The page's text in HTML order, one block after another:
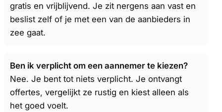
gratis en vrijblijvend. Je zit nergens aan vast en
beslist zelf of je met een van de aanbieders in
zee gaat.
Ben ik verplicht om een aannemer te kiezen?
Nee. Je bent tot niets verplicht. Je ontvangt
offertes, vergelijkt ze rustig en kiest alleen als
het goed voelt.